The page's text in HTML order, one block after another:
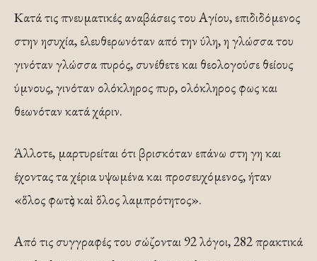
Κατά τις πνευματικές αναβάσεις του Αγίου, επιδιδόμενος
στην ησυχία, ελευθερωνόταν από την ύλη, η γλώσσα του
γινόταν γλώσσα πυρός, συνέθετε και θεολογούσε θείους
ύμνους, γινόταν ολόκληρος πυρ, ολόκληρος φως και
θεωνόταν κατά χάριν.
Άλλοτε, μαρτυρείται ότι βρισκόταν επάνω στη γη και
έχοντας τα χέρια υψωμένα και προσευχόμενος, ήταν
«ὅλος φωτὸς καὶ ὅλος λαμπρότητος».
Από τις συγγραφές του σώζονται 92 λόγοι, 282 πρακτικά